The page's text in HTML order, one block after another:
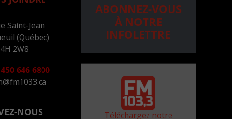
Saint-Jean
(Québec)
2W8
450-646-6800
NOUS
ABONNEZ-VOUS
À NOTRE
INFOLETTRE
Téléchargez notre